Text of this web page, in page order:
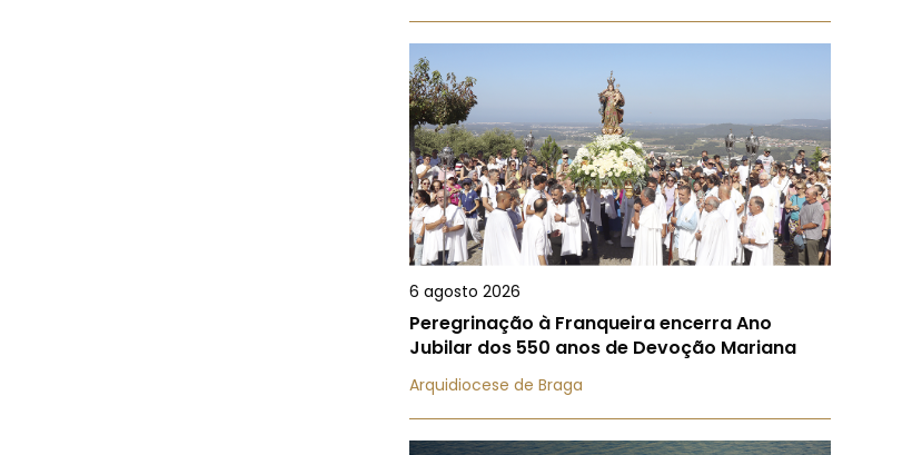
6 agosto 2026
Peregrinação à Franqueira encerra Ano
Jubilar dos 550 anos de Devoção Mariana
Arquidiocese de Braga